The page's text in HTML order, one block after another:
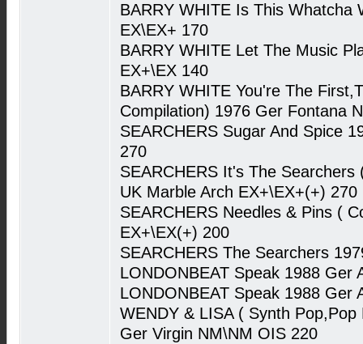
BARRY WHITE Is This Whatcha
EX\EX+ 170
BARRY WHITE Let The Music
EX+\EX 140
BARRY WHITE You're The
Compilation) 1976 Ger Fontana
SEARCHERS Sugar And Spice
270
SEARCHERS It's The
UK Marble Arch EX+\EX+(+) 270
SEARCHERS Needles & Pins (
EX+\EX(+) 200
SEARCHERS The Searchers
LONDONBEAT Speak 1988 Ger
LONDONBEAT Speak 1988 Ger
WENDY & LISA ( Synth
Ger Virgin NM\NM OIS 220